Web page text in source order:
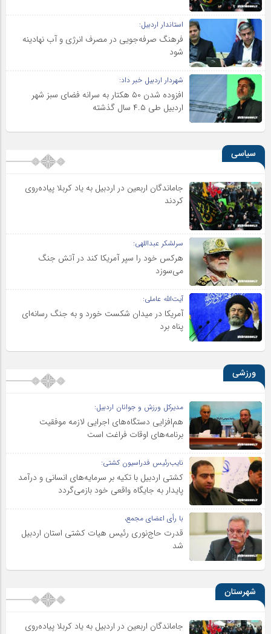
استاندار اردبیل:
فرهنگ صرفه‌جویی در مصرف انرژی و آب نهادینه
شود
شهردار اردبیل خبر داد:
افزوده شدن ۵۰ هکتار به سرانه فضای سبز شهر
اردبیل طی ۴.۵ سال گذشته
سیاسی
جاماندگان اربعین در اردبیل به یاد کربلا پیاده‌روی
کردند
سرلشکر عبداللهی:
هرکس خود را سپر آمریکا کند در آتش جنگ
می‌سوزد
آیت‌الله عاملی:
آمریکا در میدان شکست خورد و به جنگ رسانه‌ای
پناه برد
ورزشی
مدیرکل ورزش و جوانان اردبیل:
هم‌افزایی دستگاه‌های اجرایی لازمه موفقیت
برنامه‌های اوقات فراغت است
نایب‌رئیس فدراسیون کشتی:
کشتی اردبیل با تکیه بر سرمایه‌های انسانی و درآمد
پایدار به جایگاه واقعی خود بازمی‌گردد
با رأی اعضای مجمع،
قدرت حاج‌نوری رئیس هیات کشتی استان اردبیل
شد
شهرستان
جاماندگان اربعین در اردبیل به یاد کربلا پیاده‌روی